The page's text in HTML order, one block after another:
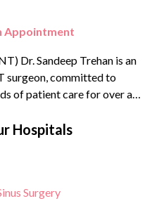
Appointment
Dr. Sandeep Trehan is an
surgeon, committed to
of patient care for over a
his clinical skills by
the latest evidence-based
Hospitals
Surgery